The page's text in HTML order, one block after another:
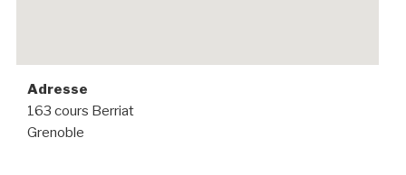
Adresse
163 cours Berriat
Grenoble